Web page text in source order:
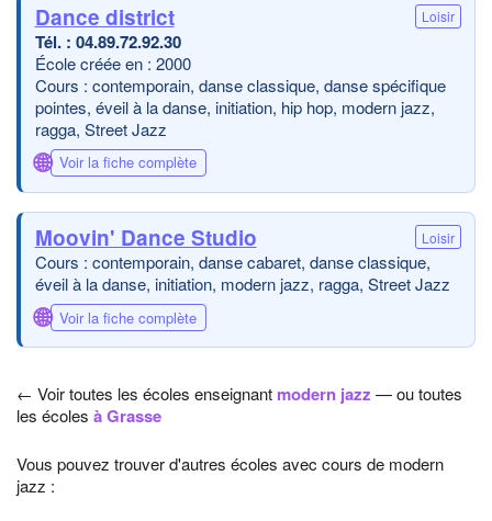
Dance district Loisir
04.89.72.92.30
École créée en : 2000
Cours : contemporain, danse classique, danse spécifique
pointes, éveil à la danse, initiation, hip hop, modern jazz,
ragga, Street Jazz
🌐 Voir la fiche complète
Moovin' Dance Studio Loisir
Cours : contemporain, danse cabaret, danse classique,
éveil à la danse, initiation, modern jazz, ragga, Street Jazz
🌐 Voir la fiche complète
← Voir toutes les écoles enseignant modern jazz — ou toutes
les écoles à Grasse
Vous pouvez trouver d'autres écoles avec cours de modern
jazz :